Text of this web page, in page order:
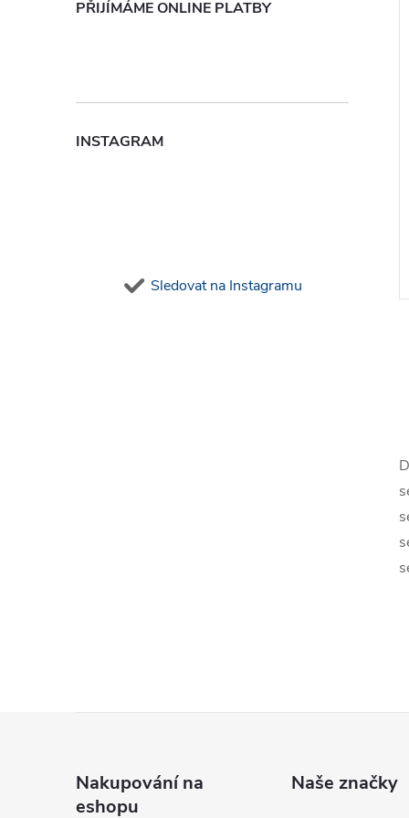
PŘIJÍMÁME ONLINE PLATBY
INSTAGRAM
Sledovat na Instagramu
Nakupování na
eshopu
Naše značky